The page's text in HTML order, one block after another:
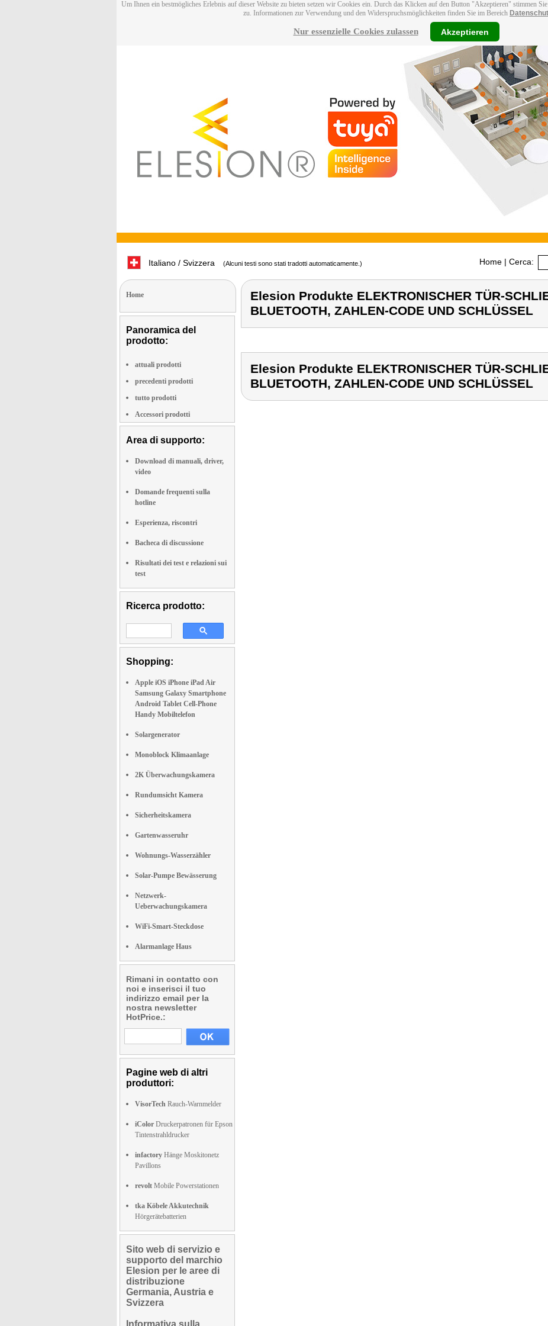
Um Ihnen ein bestmögliches Erlebnis auf dieser Website zu bieten setzen wir Cookies ein. Durch das Klicken auf den Button "Akzeptieren" stimmen
zu. Informationen zur Verwendung und den Widerspruchsmöglichkeiten finden Sie im Bereich
Nur essenzielle Cookies zulassen Akzeptieren
Italiano / Svizzera (Alcuni testi sono stati tradotti automaticamente.) Home | Cerca:
Home
Panoramica del
prodotto:
attuali prodotti
precedenti prodotti
tutto prodotti
Accessori prodotti
Area di supporto:
Download di manuali, driver,
video
Domande frequenti sulla
hotline
Esperienza, riscontri
Bacheca di discussione
Risultati dei test e relazioni sui
test
Ricerca prodotto:
Shopping:
Apple iOS iPhone iPad Air
Samsung Galaxy Smartphone
Android Tablet Cell-Phone
Handy Mobiltelefon
Solargenerator
Monoblock Klimaanlage
2K Überwachungskamera
Rundumsicht Kamera
Sicherheitskamera
Gartenwasseruhr
Wohnungs-Wasserzähler
Solar-Pumpe Bewässerung
Netzwerk-
Ueberwachungskamera
WiFi-Smart-Steckdose
Alarmanlage Haus
Rimani in contatto con
noi e inserisci il tuo
indirizzo email per la
nostra newsletter
HotPrice.:
Pagine web di altri
produttori:
VisorTech Rauch-Warnmelder
iColor Druckerpatronen für Epson
Tintenstrahldrucker
infactory Hänge Moskitonetz
Pavillons
revolt Mobile Powerstationen
tka Köbele Akkutechnik
Hörgerätebatterien
Sito web di servizio e
supporto del marchio
Elesion per le aree di
distribuzione
Germania, Austria e
Svizzera
Informativa sulla
Elesion Produkte ELEKTRONISCHER TÜR-
BLUETOOTH, ZAHLEN-CODE UND SCHLÜSSEL
Elesion Produkte ELEKTRONISCHER TÜR-
BLUETOOTH, ZAHLEN-CODE UND SCHLÜSSEL